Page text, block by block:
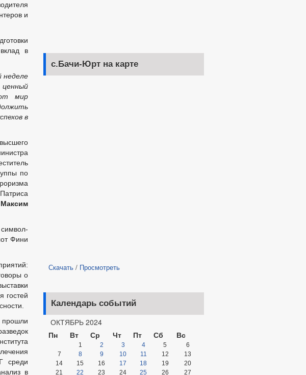
и
в
неделе
мир
в
по
Максим
Фини
о
гостей
среди
в
с.Бачи-Юрт на карте
Скачать / Просмотреть
Календарь событий
ОКТЯБРЬ 2024
Пн
Вт Ср Чт Пт Сб Вс
1 2 3 4 5
6
7
8 9 10 11 12
13
14
15 16 17 18 19
20
21
22 23 24 25 26 27